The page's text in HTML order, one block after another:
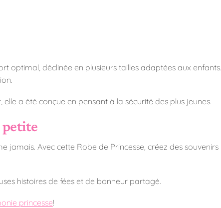
déclinée en plusieurs tailles adaptées aux enfants.
a été conçue en pensant à la sécurité des plus jeunes.
petite
Avec cette Robe de Princesse, créez des
histoires de fées et de bonheur partagé.
princesse!